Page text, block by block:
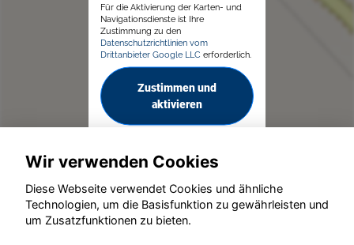
Für die Aktivierung der Karten- und
Navigationsdienste ist Ihre
Zustimmung zu den
Datenschutzrichtlinien vom
Drittanbieter Google LLC erforderlich.
Zustimmen und
aktivieren
© konjunkturmotor.de GmbH 2020 - 2026
Wir verwenden Cookies
Diese Webseite verwendet Cookies und ähnliche
Technologien, um die Basisfunktion zu gewährleisten und
um Zusatzfunktionen zu bieten.